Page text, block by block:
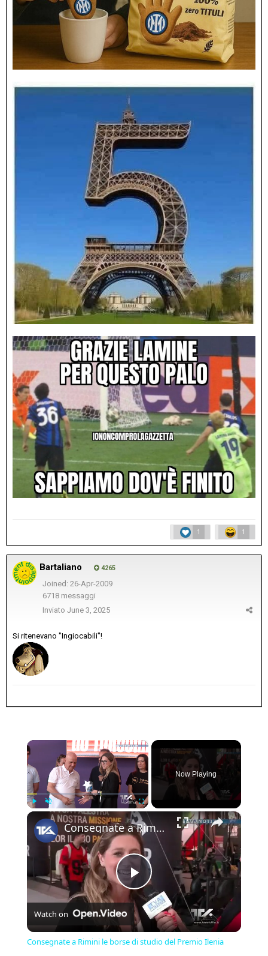
1 1
Bartaliano 4265
Joined: 26-Apr-2009
6718 messaggi
Inviato June 3, 2025
Si ritenevano "Ingiocabili"!
×
Unmute Fullscreen
Now Playing
×
Play
Video
Consegnate a Rimini le borse di studio del Premio Ilenia Scarantino 2026 organizzato dal Gruppo Sici
Watch on
Consegnate a Rimini le borse di studio del Premio Ilenia